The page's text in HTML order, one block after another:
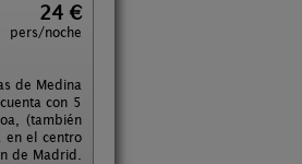
24 €
pers/noche
de Medina
con 5
(también
en el centro
de Madrid.